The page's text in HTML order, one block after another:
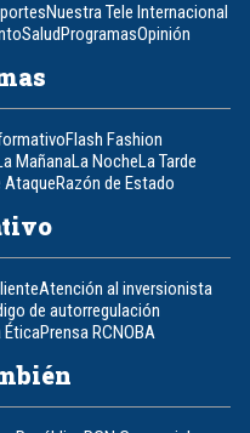
Nuestra Tele Internacional
SaludProgramasOpinión
Flash Fashion
MañanaLa NocheLa Tarde
AtaqueRazón de Estado
Atención al inversionista
de autorregulación
ÉticaPrensa RCNOBA